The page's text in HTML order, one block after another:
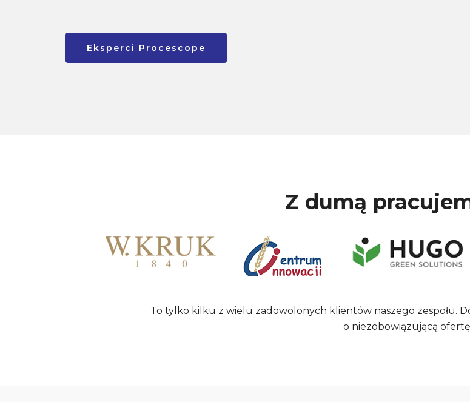
Eksperci Procescope
Z dumą
To tylko kilku z wielu zadowolonych klientów naszego zespołu.
o niezobowiązującą